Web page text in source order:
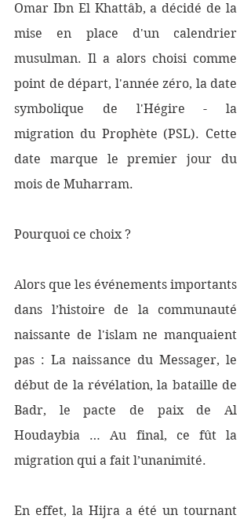
Omar Ibn El Khattâb, a décidé de la
mise en place d'un calendrier
musulman. Il a alors choisi comme
point de départ, l'année zéro, la date
symbolique de l'Hégire - la
migration du Prophète (PSL). Cette
date marque le premier jour du
mois de Muharram.
Pourquoi ce choix ?
Alors que les événements importants
dans l’histoire de la communauté
naissante de l'islam ne manquaient
pas : La naissance du Messager, le
début de la révélation, la bataille de
Badr, le pacte de paix de Al
Houdaybia … Au final, ce fût la
migration qui a fait l’unanimité.
En effet, la Hijra a été un tournant